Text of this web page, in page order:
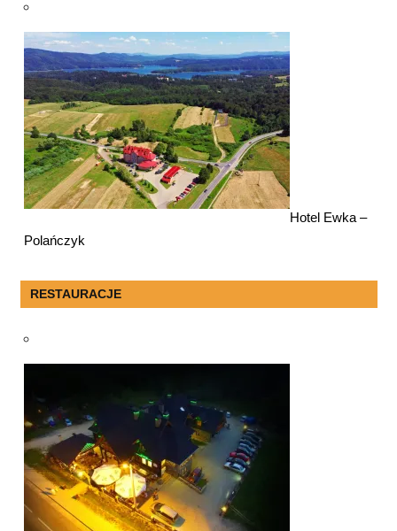
Hotel Ewka –
Polańczyk
RESTAURACJE